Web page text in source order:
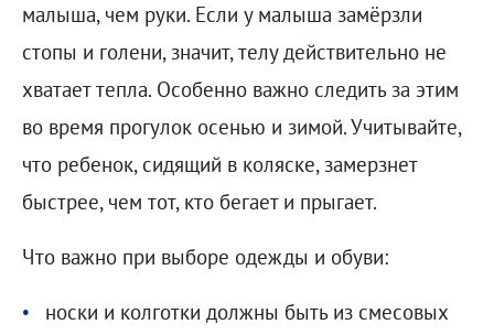
малыша, чем руки. Если у малыша замёрзли
стопы и голени, значит, телу действительно не
хватает тепла. Особенно важно следить за этим
во время прогулок осенью и зимой. Учитывайте,
что ребенок, сидящий в коляске, замерзнет
быстрее, чем тот, кто бегает и прыгает.
Что важно при выборе одежды и обуви:
носки и колготки должны быть из смесовых